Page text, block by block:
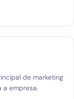
de marketing
empresa.